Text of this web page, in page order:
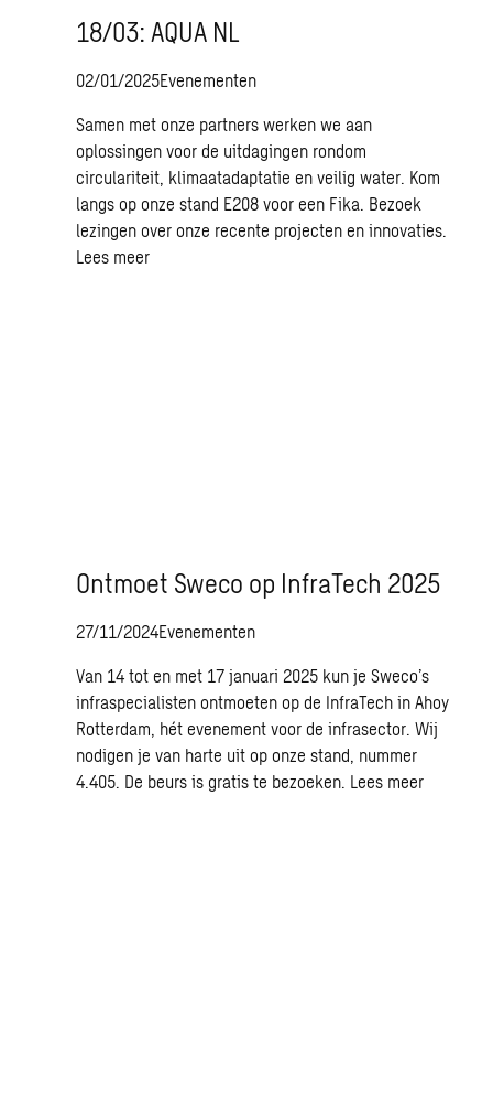
18/03: AQUA NL
02/01/2025Evenementen
Samen met onze partners werken we aan
oplossingen voor de uitdagingen rondom
circulariteit, klimaatadaptatie en veilig water. Kom
langs op onze stand E208 voor een Fika. Bezoek
lezingen over onze recente projecten en innovaties.
Lees meer
Ontmoet Sweco op InfraTech 2025
27/11/2024Evenementen
Van 14 tot en met 17 januari 2025 kun je Sweco’s
infraspecialisten ontmoeten op de InfraTech in Ahoy
Rotterdam, hét evenement voor de infrasector. Wij
nodigen je van harte uit op onze stand, nummer
4.405. De beurs is gratis te bezoeken. Lees meer